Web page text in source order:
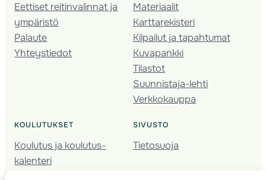
Eettiset reitinvalinnat ja
ympäristö
Palaute
Yhteystiedot
Materiaalit
Karttarekisteri
Kilpailut ja tapahtumat
Kuvapankki
Tilastot
Suunnistaja-lehti
Verkkokauppa
KOULUTUKSET
Koulutus ja koulutus­
kalenteri
SIVUSTO
Tietosuoja